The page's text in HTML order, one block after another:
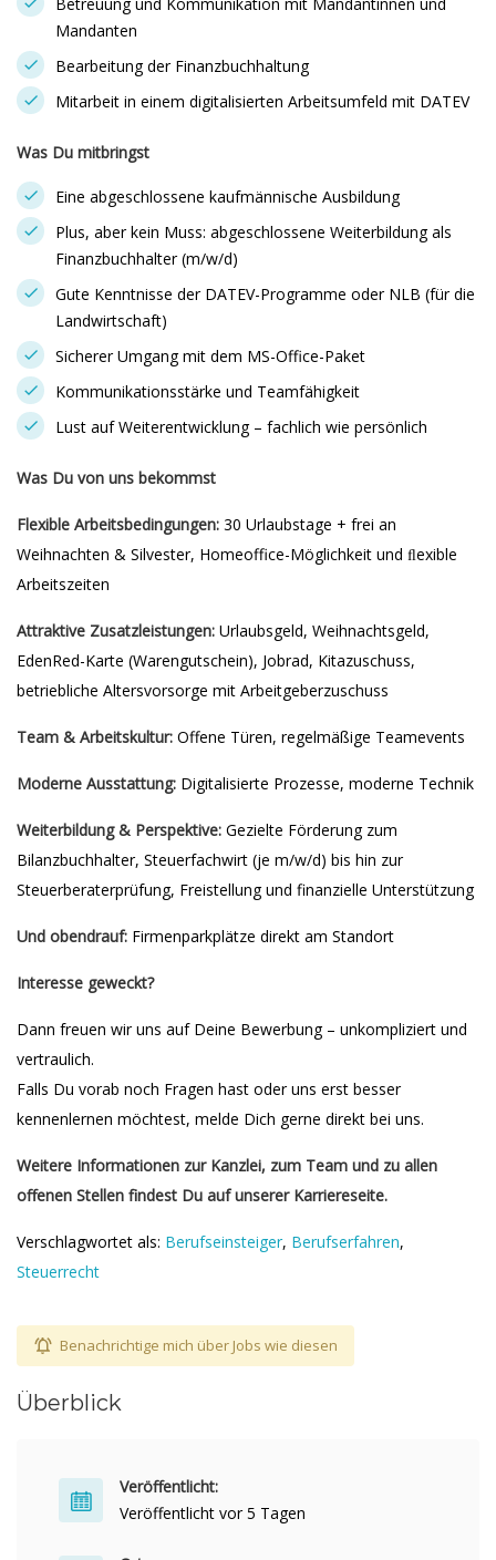
Mandanten
Bearbeitung der Finanzbuchhaltung
Mitarbeit in einem digitalisierten Arbeitsumfeld mit DATEV
Was Du mitbringst
Eine abgeschlossene kaufmännische Ausbildung
Plus, aber kein Muss: abgeschlossene Weiterbildung als
Finanzbuchhalter (m/w/d)
Gute Kenntnisse der DATEV-Programme oder NLB (für die
Landwirtschaft)
Sicherer Umgang mit dem MS-Office-Paket
Kommunikationsstärke und Teamfähigkeit
Lust auf Weiterentwicklung – fachlich wie persönlich
Was Du von uns bekommst
Flexible Arbeitsbedingungen: 30 Urlaubstage + frei an
Weihnachten & Silvester, Homeoffice-Möglichkeit und ﬂexible
Arbeitszeiten
Attraktive Zusatzleistungen: Urlaubsgeld, Weihnachtsgeld,
EdenRed-Karte (Warengutschein), Jobrad, Kitazuschuss,
betriebliche Altersvorsorge mit Arbeitgeberzuschuss
Team & Arbeitskultur: Offene Türen, regelmäßige Teamevents
Moderne Ausstattung: Digitalisierte Prozesse, moderne Technik
Weiterbildung & Perspektive: Gezielte Förderung zum
Bilanzbuchhalter, Steuerfachwirt (je m/w/d) bis hin zur
Steuerberaterprüfung, Freistellung und finanzielle Unterstützung
Und obendrauf: Firmenparkplätze direkt am Standort
Interesse geweckt?
Dann freuen wir uns auf Deine Bewerbung – unkompliziert und
vertraulich.
Falls Du vorab noch Fragen hast oder uns erst besser
kennenlernen möchtest, melde Dich gerne direkt bei uns.
Weitere Informationen zur Kanzlei, zum Team und zu allen
offenen Stellen findest Du auf unserer Karriereseite.
Verschlagwortet als: Berufseinsteiger, Berufserfahren,
Steuerrecht
Benachrichtige mich über Jobs wie diesen
Überblick
Veröffentlicht:
Veröffentlicht vor 5 Tagen